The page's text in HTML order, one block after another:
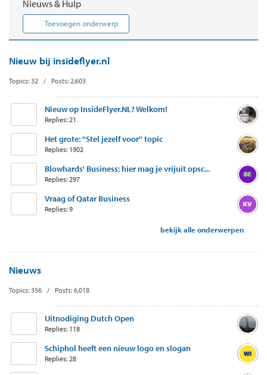
Nieuws & Hulp
Toevoegen onderwerp
Nieuw bij insideflyer.nl
Topics: 32 / Posts: 2,603
Nieuw op InsideFlyer.NL? Welkom!
Replies: 21
Het grote: ''Stel jezelf voor'' topic
Replies: 1902
Blowhards' Business: hier mag je vrijuit opsc...
Replies: 297
Vraag of Qatar Business
Replies: 9
bekijk alle onderwerpen
Nieuws
Topics: 356 / Posts: 6,018
Uitnodiging Dutch Open
Replies: 118
Schiphol heeft een nieuw logo en slogan
Replies: 28